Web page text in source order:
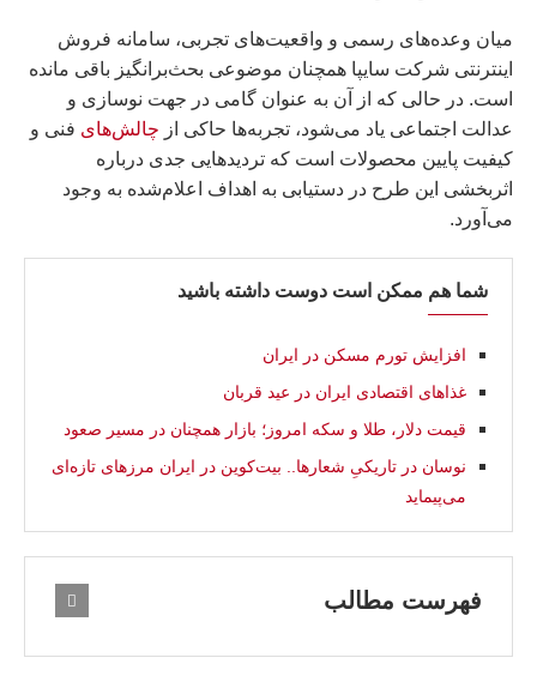
میان وعده‌های رسمی و واقعیت‌های تجربی، سامانه فروش
اینترنتی شرکت سایپا همچنان موضوعی بحث‌برانگیز باقی مانده
است. در حالی که از آن به عنوان گامی در جهت نوسازی و
عدالت اجتماعی یاد می‌شود، تجربه‌ها حاکی از چالش‌های فنی و
کیفیت پایین محصولات است که تردیدهایی جدی درباره
اثربخشی این طرح در دستیابی به اهداف اعلام‌شده به وجود
می‌آورد.
شما هم ممکن است دوست داشته باشید
افزایش تورم مسکن در ایران
غذاهای اقتصادی ایران در عید قربان
قیمت دلار، طلا و سکه امروز؛ بازار همچنان در مسیر صعود
نوسان در تاریکیِ شعارها.. بیت‌کوین در ایران مرزهای تازه‌ای
می‌پیماید
فهرست مطالب